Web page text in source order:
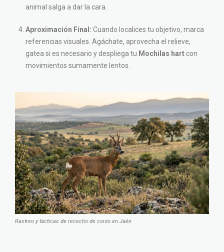
animal salga a dar la cara.
Aproximación Final: Cuando localices tu objetivo, marca
referencias visuales. Agáchate, aprovecha el relieve,
gatea si es necesario y despliega tu Mochilas hart con
movimientos sumamente lentos.
Rastreo y tácticas de rececho de corzo en Jaén